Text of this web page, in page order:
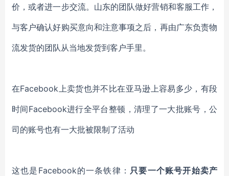
价，或者进一步交流。山东的团队做好营销和客服工作，
与客户确认好购买意向和注意事项之后，再由广东负责物
流发货的团队从当地发货到客户手里。
在Facebook上卖货也并不比在亚马逊上容易多少，有段
时间Facebook进行全平台整顿，清理了一大批账号，公
司的账号也有一大批被限制了活动
这也是 Facebook的一条铁律： 只要一个账号开始卖产